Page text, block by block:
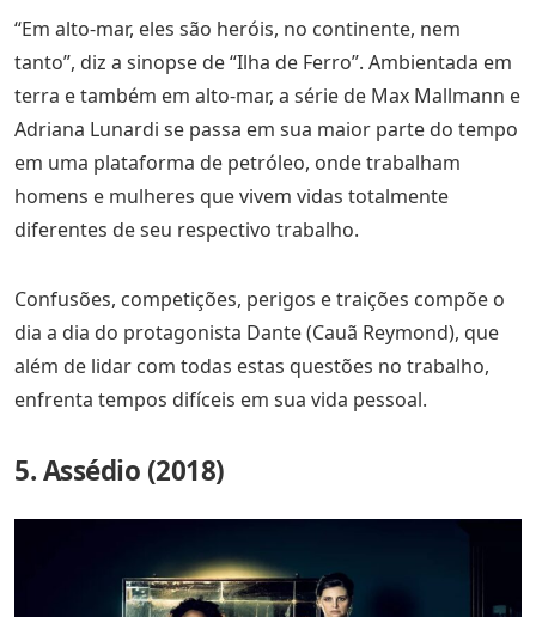
“Em alto-mar, eles são heróis, no continente, nem
tanto”, diz a sinopse de “Ilha de Ferro”. Ambientada em
terra e também em alto-mar, a série de Max Mallmann e
Adriana Lunardi se passa em sua maior parte do tempo
em uma plataforma de petróleo, onde trabalham
homens e mulheres que vivem vidas totalmente
diferentes de seu respectivo trabalho.
Confusões, competições, perigos e traições compõe o
dia a dia do protagonista Dante (Cauã Reymond), que
além de lidar com todas estas questões no trabalho,
enfrenta tempos difíceis em sua vida pessoal.
5. Assédio (2018)